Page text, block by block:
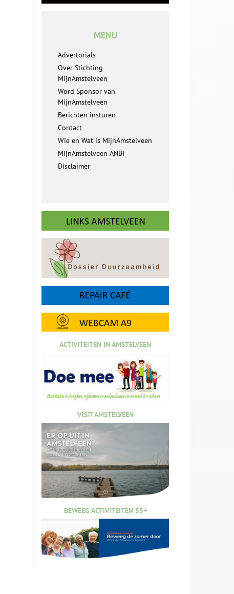
MENU
Advertorials
Over Stichting
MijnAmstelveen
Word Sponsor van
MijnAmstelveen
Berichten insturen
Contact
Wie en Wat is MijnAmstelveen
MijnAmstelveen ANBI
Disclaimer
ACTIVITEITEN IN AMSTELVEEN
VISIT AMSTELVEEN
BEWEEG ACTIVITEITEN 55+